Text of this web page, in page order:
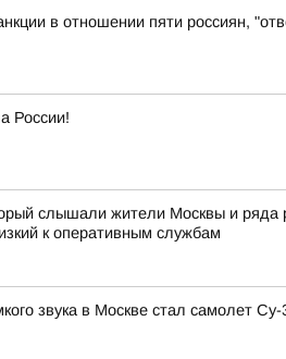
в отношении пяти россиян,
России!
слышали жители Москвы и ряда
к оперативным службам
звука в Москве стал самолет